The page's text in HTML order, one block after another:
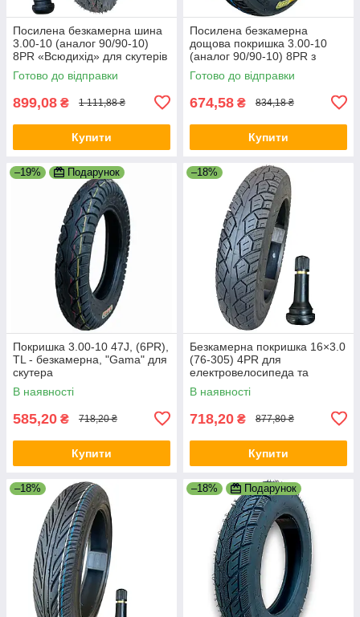
Посилена безкамерна шина
3.00-10 (аналог 90/90-10)
8PR «Всюдихід» для скутерів
(+ вентиль у подарунок)
Готово до відправки
899,08 ₴ 1 111,88 ₴
Купити
Посилена безкамерна
дощова покришка 3.00-10
(аналог 90/90-10) 8PR з
вентелем в комплекті
Готово до відправки
674,58 ₴ 834,18 ₴
Купити
–19% Подарунок
Покришка 3.00-10 47J, (6PR),
TL - безкамерна, "Gama" для
скутера
В наявності
585,20 ₴ 718,20 ₴
Купити
–18%
Безкамерна покришка 16×3.0
(76-305) 4PR для
електровелосипеда та
електроскутера + вентиль
TR414
В наявності
718,20 ₴ 877,80 ₴
Купити
–18% –18% Подарунок